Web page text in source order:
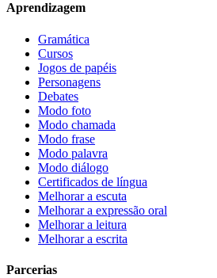
Aprendizagem
Gramática
Cursos
Jogos de papéis
Personagens
Debates
Modo foto
Modo chamada
Modo frase
Modo palavra
Modo diálogo
Certificados de língua
Melhorar a escuta
Melhorar a expressão oral
Melhorar a leitura
Melhorar a escrita
Parcerias